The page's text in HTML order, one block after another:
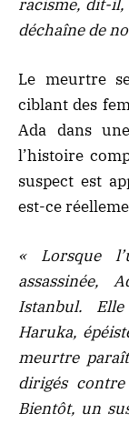
racisme, dit-il,
déchaîne de
Le meurtre
ciblant des
Ada dans
l’histoire
suspect est
est-ce
« Lorsque
assassinée,
Istanbul.
Haruka,
meurtre
dirigés
Bientôt, un